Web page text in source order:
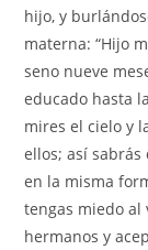
hijo, y
materna: “Hijo
seno nueve
educado hasta
mires el cielo y
ellos; así
en la misma
tengas miedo al
hermanos y